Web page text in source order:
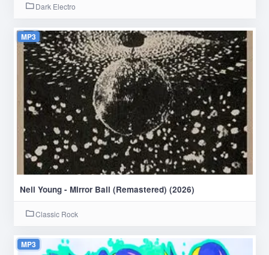
Dark Electro
MP3
Neil Young - Mirror Ball (Remastered) (2026)
Classic Rock
MP3